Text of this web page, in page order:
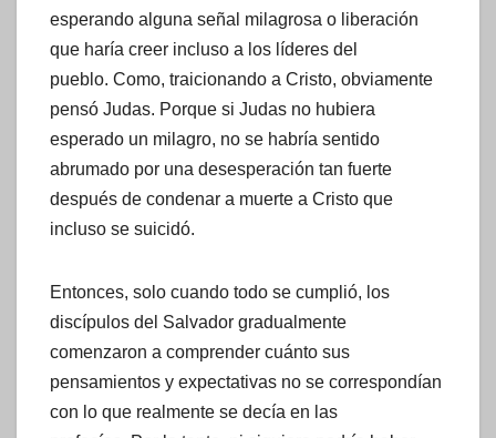
esperando alguna señal milagrosa o liberación
que haría creer incluso a los líderes del
pueblo. Como, traicionando a Cristo, obviamente
pensó Judas. Porque si Judas no hubiera
esperado un milagro, no se habría sentido
abrumado por una desesperación tan fuerte
después de condenar a muerte a Cristo que
incluso se suicidó.
Entonces, solo cuando todo se cumplió, los
discípulos del Salvador gradualmente
comenzaron a comprender cuánto sus
pensamientos y expectativas no se correspondían
con lo que realmente se decía en las